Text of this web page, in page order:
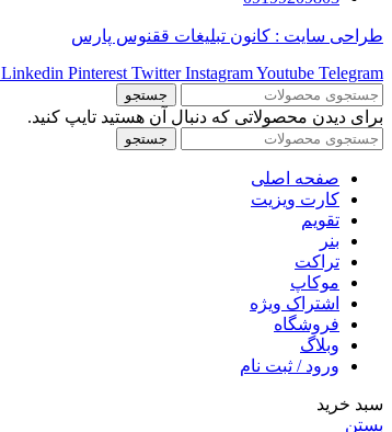
طراحی سایت : کانون تبلیغات ققنوس پارس
Linkedin Pinterest Twitter InstagramYoutube Telegram
جستجو
برای دیدن محصولاتی که دنبال آن هستید تایپ کنید.
جستجو
صفحه اصلی
کارت ویزیت
تقویم
بنر
تراکت
موکاپ
اشتراک ویژه
فروشگاه
وبلاگ
ورود / ثبت نام
سبد خرید
بستن